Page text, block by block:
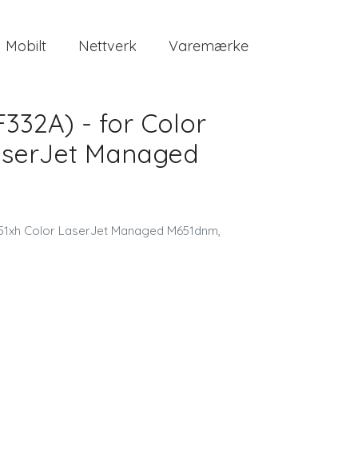
Mobilt Nettverk Varemærke
- for Color
Managed
Color LaserJet Managed M651dnm,